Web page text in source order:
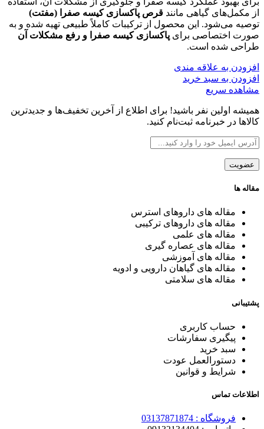
بود.
است. از مکمل‌های گیاهی مانند قرص پاکسازی کیسه صفرا (مفتت)
توصیه می‌شود. این محصول از ترکیبات کاملاً طبیعی تهیه شده و به
صورت اختصاصی برای پاکسازی کیسه صفرا و رفع مشکلات آن
طراحی شده است.
افزودن به علاقه مندی
افزودن به سبد خرید
مشاهده سریع
همیشه اولین نفر باشید! برای اطلاع از آخرین تخفیف‌ها و جدیدترین
کالاها در خبرنامه ثبت‌نام کنید.
مقاله ها
مقاله های داروهای استرس
مقاله های داروهای ترکیبی
مقاله های علمی
مقاله های عصاره گیری
مقاله های آموزشی
مقاله های گیاهان دارویی و ادویه
مقاله های سلامتی
پشتیبانی
حساب کاربری
پیگیری سفارشات
سبد خرید
دستورالعمل عودت
شرایط و قوانین
اطلاعات تماس
فروشگاه : 03137871874